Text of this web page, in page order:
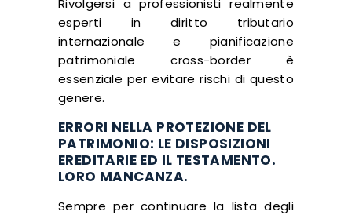
Rivolgersi a professionisti realmente
esperti in diritto tributario
internazionale e pianificazione
patrimoniale cross-border è
essenziale per evitare rischi di questo
genere.
ERRORI NELLA PROTEZIONE DEL
PATRIMONIO: LE DISPOSIZIONI
EREDITARIE ED IL TESTAMENTO.
LORO MANCANZA.
Sempre per continuare la lista degli